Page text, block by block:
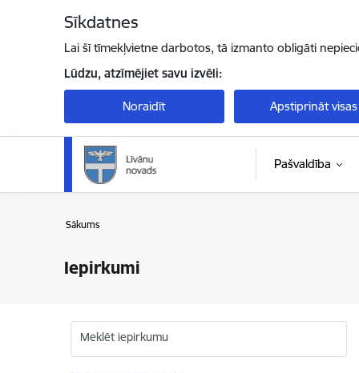
Sīkdatnes
Lai šī tīmekļvietne darbotos, tā izmanto obligāti
Lūdzu, atzīmējiet savu izvēli:
Noraidīt Apstiprināt visas
Pašvaldība
Sākums
Iepirkumi
Meklēt iepirkumu